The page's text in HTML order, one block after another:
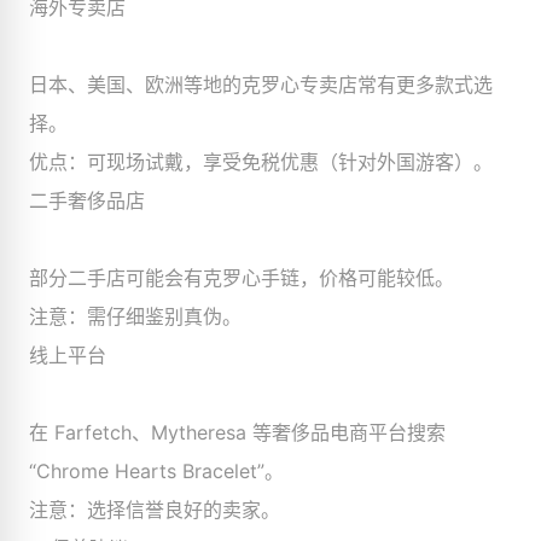
海外专卖店
日本、美国、欧洲等地的克罗心专卖店常有更多款式选
择。
优点：可现场试戴，享受免税优惠（针对外国游客）。
二手奢侈品店
部分二手店可能会有克罗心手链，价格可能较低。
注意：需仔细鉴别真伪。
线上平台
在 Farfetch、Mytheresa 等奢侈品电商平台搜索
“Chrome Hearts Bracelet”。
注意：选择信誉良好的卖家。